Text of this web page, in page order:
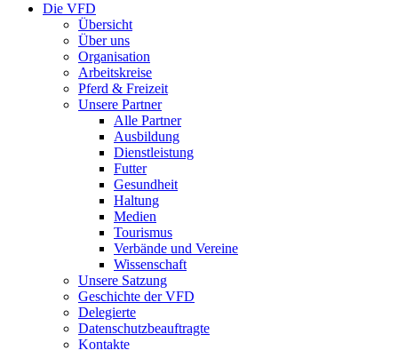
Die VFD
Übersicht
Über uns
Organisation
Arbeitskreise
Pferd & Freizeit
Unsere Partner
Alle Partner
Ausbildung
Dienstleistung
Futter
Gesundheit
Haltung
Medien
Tourismus
Verbände und Vereine
Wissenschaft
Unsere Satzung
Geschichte der VFD
Delegierte
Datenschutzbeauftragte
Kontakte